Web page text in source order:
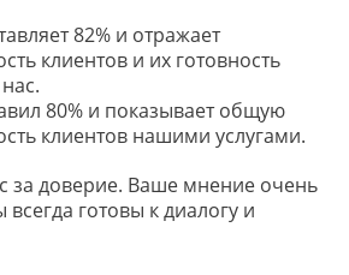
82% и отражает
клиентов и их готовность
80% и показывает общую
клиентов нашими услугами.
за доверие. Ваше мнение очень
готовы к диалогу и